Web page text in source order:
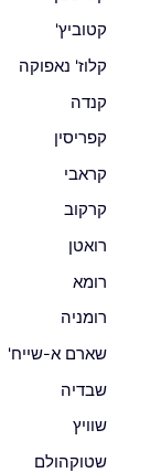
קטוביץ'
קלוז' נאפוקה
קנדה
קפריסין
קראבי
קרקוב
רואטן
רומא
רומניה
שארם א-שייח'
שבדיה
שוויץ
שטוקהולם